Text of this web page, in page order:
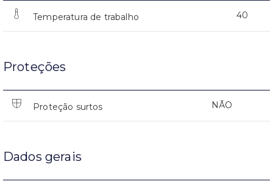
Temperatura de trabalho 40
Proteções
Proteção surtos NÃO
Dados gerais